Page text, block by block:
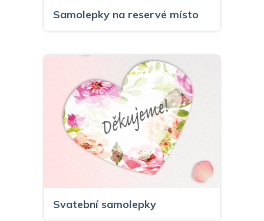
Samolepky na reservé místo
Svatební samolepky